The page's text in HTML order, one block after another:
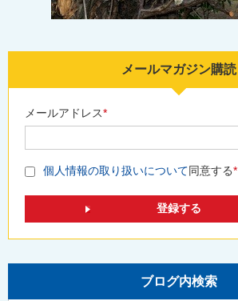
メールマガジン購読
メールアドレス*
個人情報の取り扱いについて同意する*
ブログ内検索